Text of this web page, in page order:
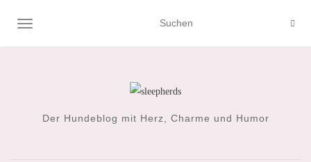
NAVIGATION UMSCHALTEN
Der Hundeblog mit Herz, Charme und Humor